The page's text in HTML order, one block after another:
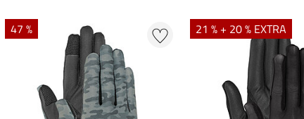
47 % 21 % + 20 % EXTRA